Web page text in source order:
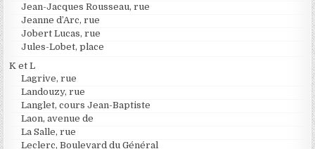
Jean-Jacques Rousseau, rue
Jeanne d’Arc, rue
Jobert Lucas, rue
Jules-Lobet, place
K et L
Lagrive, rue
Landouzy, rue
Langlet, cours Jean-Baptiste
Laon, avenue de
La Salle, rue
Leclerc, Boulevard du Général